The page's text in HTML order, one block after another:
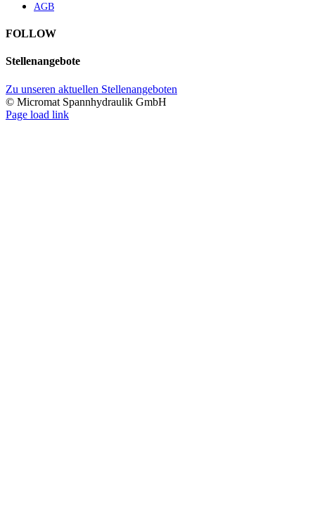
AGB
FOLLOW
Stellenangebote
Zu unseren aktuellen Stellenangeboten
© Micromat Spannhydraulik GmbH
Page load link